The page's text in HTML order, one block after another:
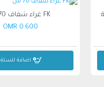
FK غراء شفاف 70 مل
0.600 OMR
اضافة للسلة